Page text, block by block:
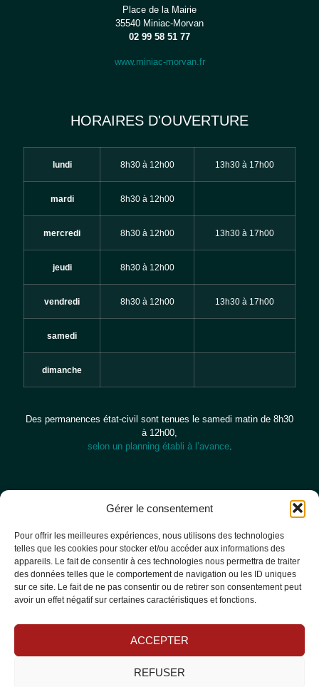
Place de la Mairie
35540 Miniac-Morvan
02 99 58 51 77
www.miniac-morvan.fr
HORAIRES D'OUVERTURE
lundi 8h30 à 12h00 13h30 à 17h00
mardi 8h30 à 12h00
mercredi 8h30 à 12h00 13h30 à 17h00
jeudi 8h30 à 12h00
vendredi 8h30 à 12h00 13h30 à 17h00
samedi
dimanche
Des permanences état-civil sont tenues le samedi matin de 8h30
à 12h00,
selon un planning établi à l’avance.
CONTACT
Besoin d’informations,
de renseignements ?
CONTACT